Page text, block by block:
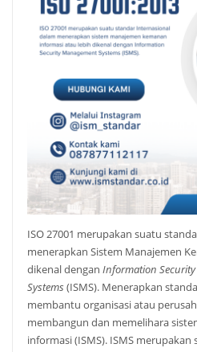
ISO 27001 merupakan suatu
menerapkan Sistem Manajemen
dikenal dengan Information
Systems (ISMS). Menerapkan
membantu organisasi atau
membangun dan memelihara
informasi (ISMS). ISMS